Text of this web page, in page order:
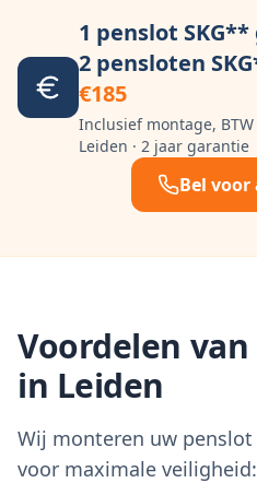
1 penslot
2 pensloten
€185
Inclusief montage,
Leiden · 2 jaar garantie
Bel
Voordelen
in Leiden
Wij monteren uw
voor maximale veiligheid: